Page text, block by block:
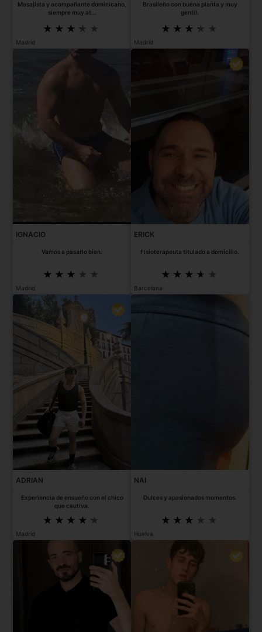
Masajista y acompañante dominicano,
siempre muy at...
Madrid
Brasileño con buena planta y muy
gentil.
Madrid
IGNACIO
Vamos a pasarlo bien.
Madrid
ERICK
Fisioterapeuta titulado a domicilio.
Barcelona
ADRIAN
Experiencia de ensueño con el chico
que cautiva.
Madrid
NAI
Dulces y apasionados momentos.
Huelva